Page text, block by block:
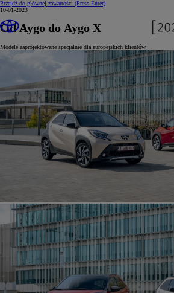
Przejdź do głównej zawartości (Press Enter)
10-01-2023
Od Aygo do Aygo X
Modele zaprojektowane specjalnie dla europejskich klientów